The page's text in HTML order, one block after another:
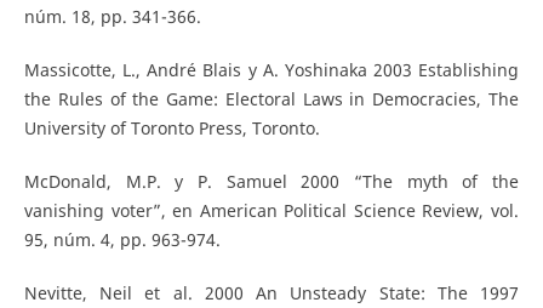
núm. 18, pp. 341-366.
Massicotte, L., André Blais y A. Yoshinaka 2003 Establishing
the Rules of the Game: Electoral Laws in Democracies, The
University of Toronto Press, Toronto.
McDonald, M.P. y P. Samuel 2000 “The myth of the
vanishing voter”, en American Political Science Review, vol.
95, núm. 4, pp. 963-974.
Nevitte, Neil et al. 2000 An Unsteady State: The 1997